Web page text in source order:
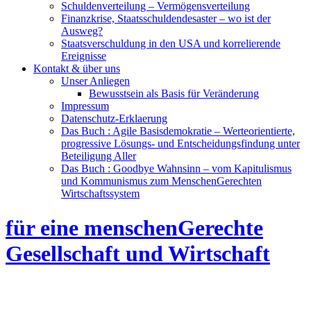
Schuldenverteilung – Vermögensverteilung
Finanzkrise, Staatsschuldendesaster – wo ist der
Ausweg?
Staatsverschuldung in den USA und korrelierende
Ereignisse
Kontakt & über uns
Unser Anliegen
Bewusstsein als Basis für Veränderung
Impressum
Datenschutz-Erklaerung
Das Buch : Agile Basisdemokratie – Werteorientierte,
progressive Lösungs- und Entscheidungsfindung unter
Beteiligung Aller
Das Buch : Goodbye Wahnsinn – vom Kapitulismus
und Kommunismus zum MenschenGerechten
Wirtschaftssystem
für eine menschenGerechte
Gesellschaft und Wirtschaft